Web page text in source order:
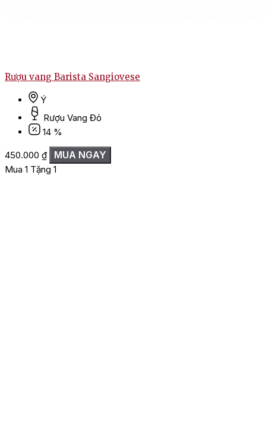
Rượu vang Barista Sangiovese
Ý
Rượu Vang Đỏ
14 %
450.000 ₫ MUA NGAY
Mua 1 Tặng 1